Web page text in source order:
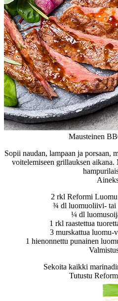
Mausteinen
Sopii naudan, lampaan ja porsaan,
voitelemiseen grillauksen
2 rkl Reformi
¾ dl luomuoliivi- tai
¼ dl
1 rkl raastettua
3 murskattua luomu-
1 hienonnettu punainen
Sekoita kaikki
Tutustu